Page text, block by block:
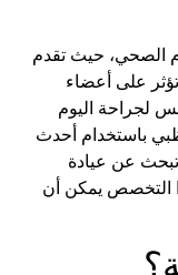
الصحي، حيث تقدم
تؤثر على أعضاء
لجراحة اليوم
باستخدام أحدث
تبحث عن عيادة
التخصص يمكن أن
؟